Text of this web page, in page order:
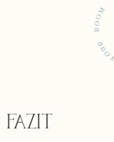
Fazit